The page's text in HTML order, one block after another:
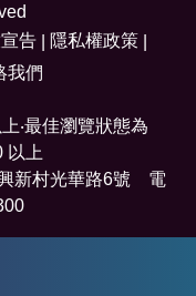
告 | 隱私權政策 |
我們
‧最佳瀏覽狀態為
以上
新村光華路6號 電